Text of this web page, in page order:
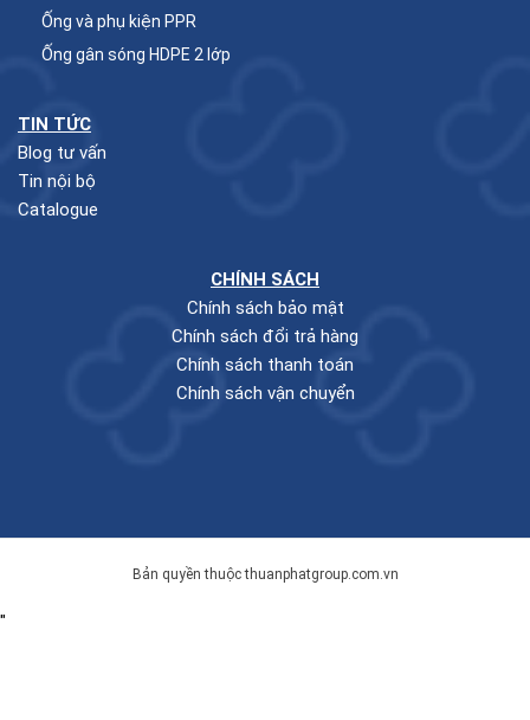
Ống và phụ kiện PPR
Ống gân sóng HDPE 2 lớp
TIN TỨC
Blog tư vấn
Tin nội bộ
Catalogue
CHÍNH SÁCH
Chính sách bảo mật
Chính sách đổi trả hàng
Chính sách thanh toán
Chính sách vận chuyển
Bản quyền thuộc thuanphatgroup.com.vn
"